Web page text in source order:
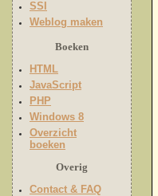
SSI
Weblog maken
Boeken
HTML
JavaScript
PHP
Windows 8
Overzicht
boeken
Overig
Contact & FAQ